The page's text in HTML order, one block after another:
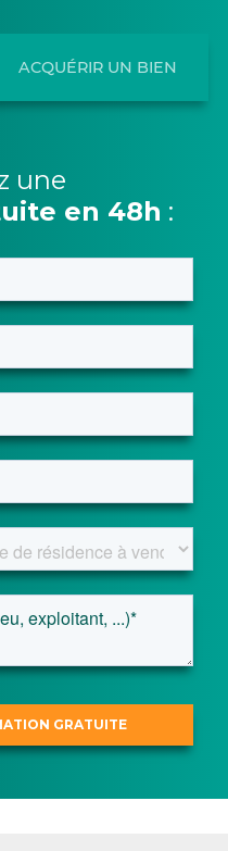
ACQUÉRIR UN BIEN